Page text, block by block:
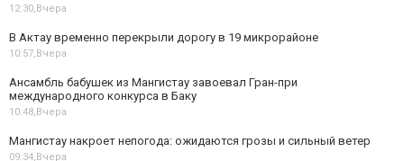
12:30,Вчера
В Актау временно перекрыли дорогу в 19 микрорайоне
10:57,Вчера
Ансамбль бабушек из Мангистау завоевал Гран-при
международного конкурса в Баку
10:48,Вчера
Мангистау накроет непогода: ожидаются грозы и сильный ветер
09:34,Вчера